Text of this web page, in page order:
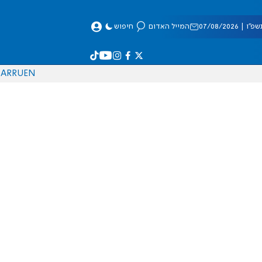
08/2026 המייל האדום חיפוש
EN
RU
AR